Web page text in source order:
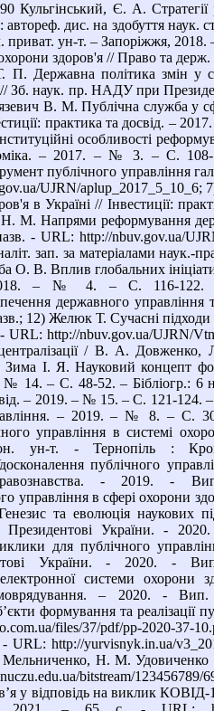
Є. А. Стратегії
автореф. дис. на здобуття наук.
ун-т. – Запоріжжя, 2018.
охорони здоров'я // Право та
Державна політика змін у
Зб. наук. пр. НАДУ при
В. М. Публічна служба у
практика та досвід. –
особливості
– 2017. – № 3. – С. 108-
публічного управління
UJRN/aplup_2017_5_10_6;
в Україні // Інвестиції:
М. Напрями реформування
- URL: http://nbuv.gov.ua/
зап. за матеріалами наук.-
В. Вплив глобальних
– № 4. – С. 116-122.
державного
12) Желюк Т. Сучасні підходи
URL: http://nbuv.gov.ua/UJRN/
/ В. А.
І. Я. Науковий концепт
– № 14. – С. 48-52. – Бібліогр.:
– 2019. – № 15. – С. 121-124.
– 2019. – № 8. – С.
управління в системі
ун-т. - Тернопіль :
публічного
правознавства. -
управління в сфері охорони
та еволюція наукових
Президентові України. -
для публічного
України. - 2020. -
системи охорони
– 2020. -
формування та реалізації
files/37/pdf/pp-2020-37-
URL: http://yurvisnyk.in.ua/
Н. М. Удовиченко
bitstream/
у відповідь на виклик КОВІД-